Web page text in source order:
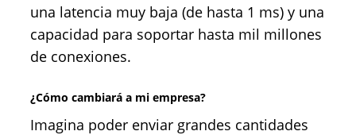
una latencia muy baja (de hasta 1 ms) y una
capacidad para soportar hasta mil millones
de conexiones.
¿Cómo cambiará a mi empresa?
Imagina poder enviar grandes cantidades